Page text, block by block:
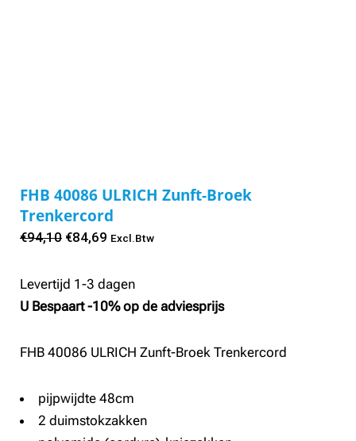
FHB 40086 ULRICH Zunft-Broek
Trenkercord
€94,10 Oorspronkelijke
was:
€94,10.
€84,69 Huidige
is:
€84,69.
Excl.Btw
Levertijd 1-3 dagen
U Bespaart -10% op de adviesprijs
FHB 40086 ULRICH Zunft-Broek Trenkercord
pijpwijdte 48cm
2 duimstokzakken